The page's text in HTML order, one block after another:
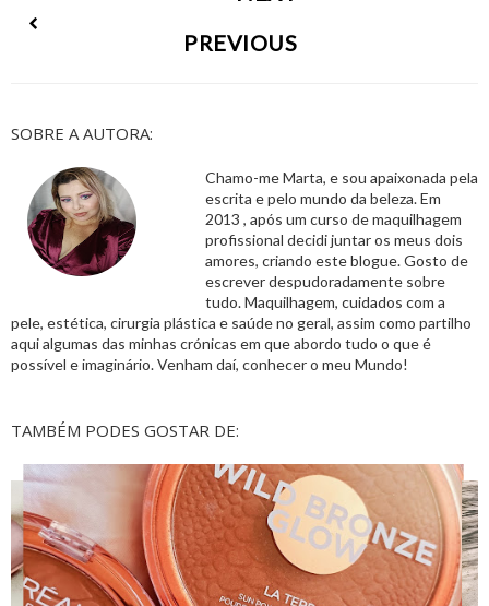
PREVIOUS
SOBRE A AUTORA:
Chamo-me Marta, e sou apaixonada pela
escrita e pelo mundo da beleza. Em
2013 , após um curso de maquilhagem
profissional decidi juntar os meus dois
amores, criando este blogue. Gosto de
escrever despudoradamente sobre
tudo. Maquilhagem, cuidados com a
pele, estética, cirurgia plástica e saúde no geral, assim como partilho
aqui algumas das minhas crónicas em que abordo tudo o que é
possível e imaginário. Venham daí, conhecer o meu Mundo!
TAMBÉM PODES GOSTAR DE: